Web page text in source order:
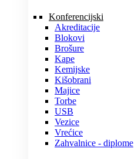
Konferencijski
Akreditacije
Blokovi
Brošure
Kape
Kemijske
Kišobrani
Majice
Torbe
USB
Vezice
Vrećice
Zahvalnice - diplome